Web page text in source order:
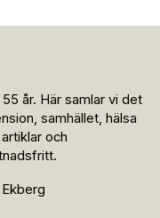
år. Här samlar vi det
samhället, hälsa
och